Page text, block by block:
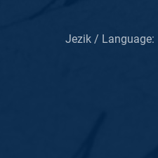
Jezik / Language: